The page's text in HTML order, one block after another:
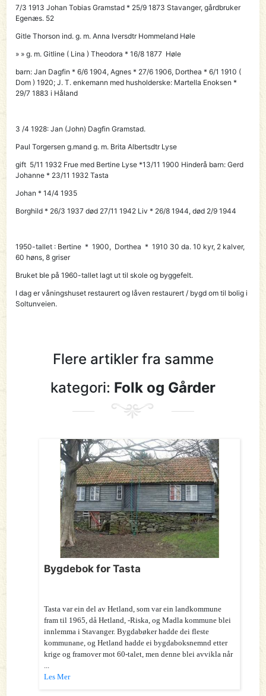
7/3 1913Johan Tobias Gramstad* 25/9 1873 Stavanger, gårdbruker
Egenæs. 52
Gitle Thorson ind. g. m. Anna Iversdtr Hommeland Høle
» » g. m. Gitline ( Lina ) Theodora * 16/8 1877 Høle
barn: Jan Dagfin * 6/6 1904, Agnes * 27/6 1906, Dorthea * 6/1 1910 (
Dom ) 1920; J. T. enkemann med husholderske: Martella Enoksen *
29/7 1883 i Håland
3 /4 1928:Jan (John) Dagfin Gramstad.
Paul Torgersen g.mand g. m. Brita Albertsdtr Lyse
gift 5/11 1932 Frue med Bertine Lyse *13/11 1900 Hinderå barn: Gerd
Johanne * 23/11 1932 Tasta
Johan * 14/4 1935
Borghild * 26/3 1937 død 27/11 1942 Liv * 26/8 1944, død 2/9 1944
1950-tallet : Bertine * 1900, Dorthea * 1910 30 da. 10 kyr, 2 kalver,
60 høns, 8 griser
Bruket ble på 1960-tallet lagt ut til skole og byggefelt.
I dag er våningshuset restaurert og låven restaurert / bygd om til bolig i
Soltunveien.
Flere artikler fra samme
kategori: Folk og Gårder
Bygdebok for Tasta
Tasta var ein del av Hetland, som var ein landkommune
fram til 1965, då Hetland, -Riska, og Madla kommune blei
innlemma i Stavanger. Bygdabøker hadde dei fleste
kommunane, og Hetland hadde ei bygdaboksnemnd etter
krige og framover mot 60-talet, men denne blei avvikla når
...
Les Mer